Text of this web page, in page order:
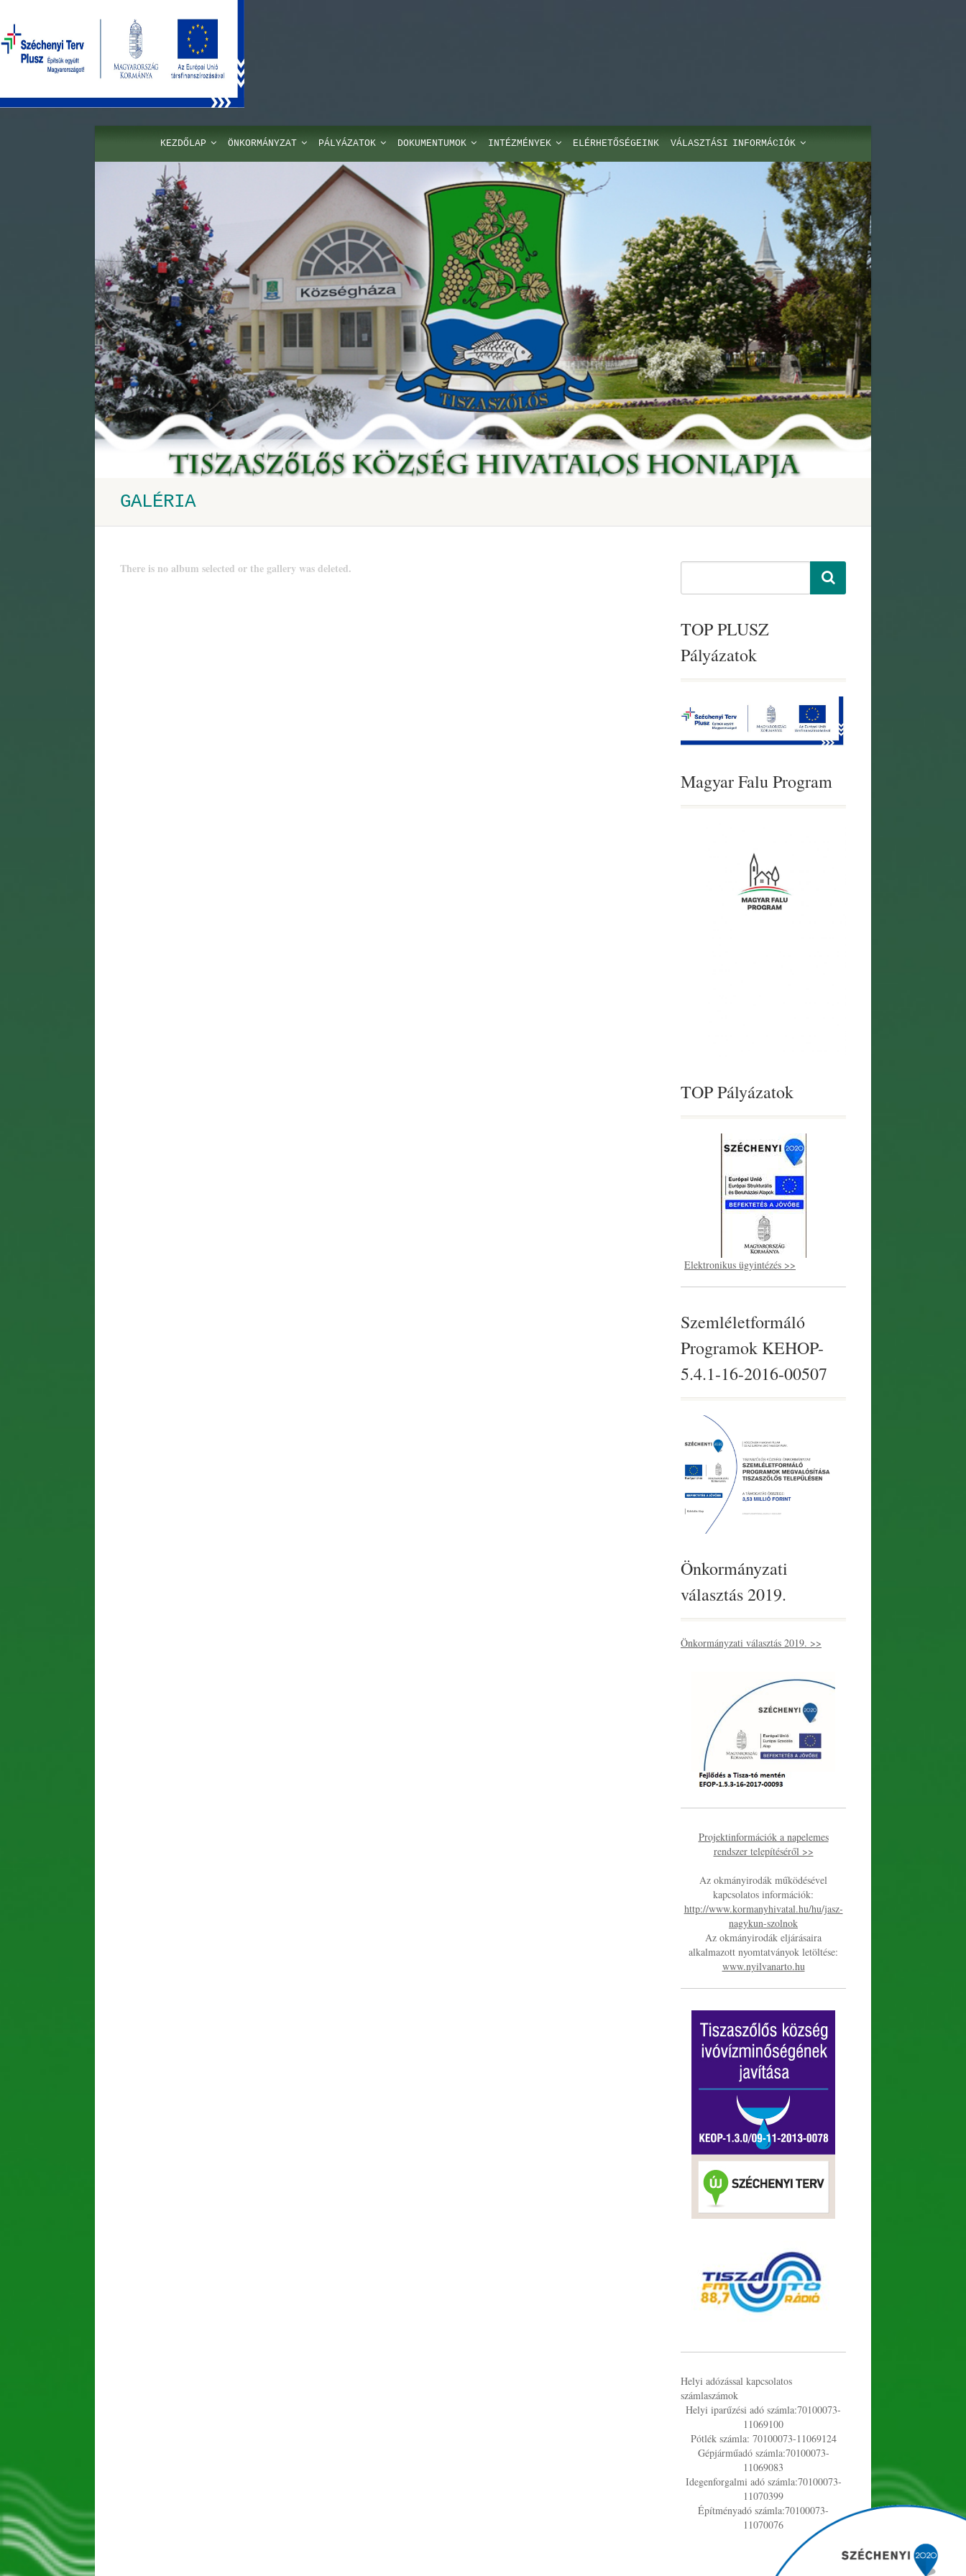
KEZDŐLAP ÖNKORMÁNYZAT PÁLYÁZATOK DOKUMENTUMOK INTÉZMÉNYEK ELÉRHETŐSÉGEINK VÁLASZTÁSI INFORMÁCIÓK
GALÉRIA
There is no album selected or the gallery was deleted.
TOP PLUSZ
Pályázatok
Magyar Falu Program
TOP Pályázatok
Elektronikus ügyintézés >>
Szemléletformáló
Programok KEHOP-
5.4.1-16-2016-00507
Önkormányzati
választás 2019.
Önkormányzati választás 2019. >>
Projektinformációk a napelemes
rendszer telepítéséről >>
Az okmányirodák működésével
kapcsolatos információk:
http://www.kormanyhivatal.hu/hu/jasz-
nagykun-szolnok
Az okmányirodák eljárásaira
alkalmazott nyomtatványok letöltése:
www.nyilvanarto.hu
Helyi adózással kapcsolatos
számlaszámok
Helyi iparűzési adó számla:70100073-
11069100
Pótlék számla: 70100073-11069124
Gépjárműadó számla:70100073-
11069083
Idegenforgalmi adó számla:70100073-
11070399
Építményadó számla:70100073-
11070076